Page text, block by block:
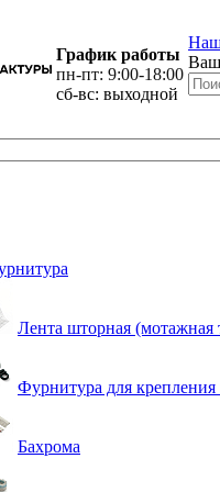
График работы
пн-пт: 9:00-18:00
сб-вс: выходной
Наш
Ваш
Лента шторная (мотажная
Фурнитура для
Бахрома